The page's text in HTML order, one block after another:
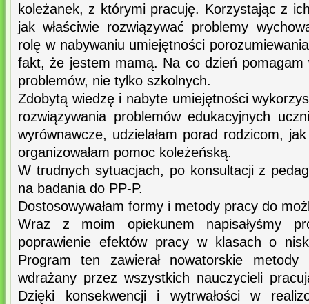
koleżanek, z którymi pracuję. Korzystając z
jak właściwie rozwiązywać problemy
rolę w nabywaniu umiejętności
fakt, że jestem mamą. Na co dzień pomagam
problemów, nie tylko szkolnych.
Zdobytą wiedzę i nabyte umiejętności
rozwiązywania problemów edukacyjnych
wyrównawcze, udzielałam porad rodzicom,
organizowałam pomoc koleżeńską.
W trudnych sytuacjach, po konsultacji z
na badania do PP-P.
Dostosowywałam formy i metody pracy do
Wraz z moim opiekunem napisałyśmy
poprawienie efektów pracy w klasach o
Program ten zawierał nowatorskie
wdrażany przez wszystkich nauczycieli
Dzięki konsekwencji i wytrwałości w